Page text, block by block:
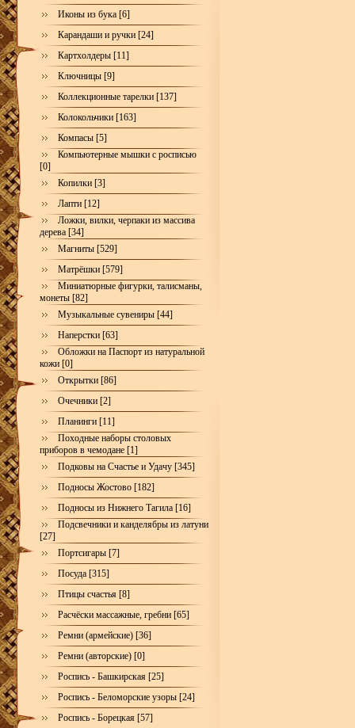
Иконы из бука [6]
Карандаши и ручки [24]
Картхолдеры [11]
Ключницы [9]
Коллекционные тарелки [137]
Колокольчики [163]
Компасы [5]
Компьютерные мышки с росписью
[0]
Копилки [3]
Лапти [12]
Ложки, вилки, черпаки из массива
дерева [34]
Магниты [529]
Матрёшки [579]
Миниатюрные фигурки, талисманы,
монеты [82]
Музыкальные сувениры [44]
Наперстки [63]
Обложки на Паспорт из натуральной
кожи [0]
Открытки [86]
Очечники [2]
Планинги [11]
Походные наборы столовых
приборов в чемодане [1]
Подковы на Счастье и Удачу [345]
Подносы Жостово [182]
Подносы из Нижнего Тагила [16]
Подсвечники и канделябры из латуни
[27]
Портсигары [7]
Посуда [315]
Птицы счастья [8]
Расчёски массажные, гребни [65]
Ремни (армейские) [36]
Ремни (авторские) [0]
Роспись - Башкирская [25]
Роспись - Беломорские узоры [24]
Роспись - Борецкая [57]